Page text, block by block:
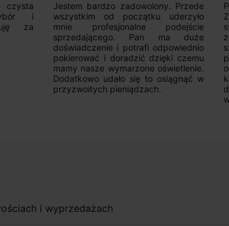
i
za
Jestem bardzo zadowolony. Przede
wszystkim od początku uderzyło
mnie profesjonalne podejście
sprzedającego. Pan ma duże
doświadczenie i potrafi odpowiednio
pokierować i doradzić dzięki czemu
mamy nasze wymarzone oświetlenie.
Dodatkowo udało się to osiągnąć w
przyzwoitych pieniądzach.
i wyprzedażach